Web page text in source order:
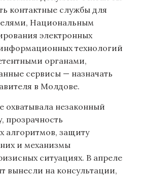
контактные службы для
Национальным
электронных
технологий
органами,
сервисы — назначать
в Молдове.
охватывала незаконный
прозрачность
алгоритмов, защиту
и механизмы
ситуациях. В апреле
вынесли на консультации,